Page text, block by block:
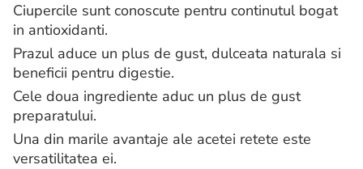
Ciupercile sunt conoscute pentru continutul bogat
in antioxidanti.
Prazul aduce un plus de gust, dulceata naturala si
beneficii pentru digestie.
Cele doua ingrediente aduc un plus de gust
preparatului.
Una din marile avantaje ale acetei retete este
versatilitatea ei.